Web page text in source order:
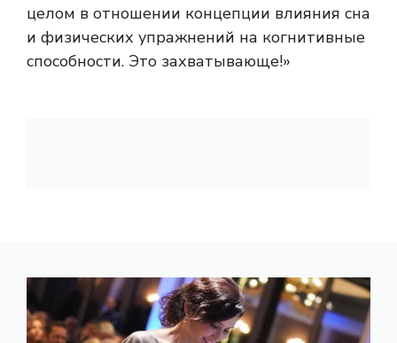
целом в отношении концепции влияния сна
и физических упражнений на когнитивные
способности. Это захватывающе!»